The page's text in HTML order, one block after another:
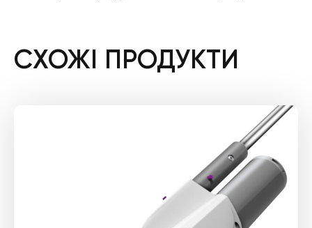
СХОЖІ ПРОДУКТИ